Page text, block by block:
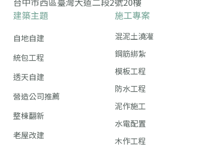
建築主題
自地自建
統包工程
透天自建
營造公司推薦
整棟翻新
老屋改建
施工專案
混泥土澆灌
鋼筋綁紮
模板工程
防水工程
泥作施工
水電配置
木作工程